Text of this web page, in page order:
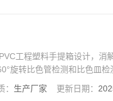
工程塑料手提箱设计，消
旋转比色管检测和比色皿
，内置大容量锂电池，便携
单等特点。
： 生产厂家 更新日期：